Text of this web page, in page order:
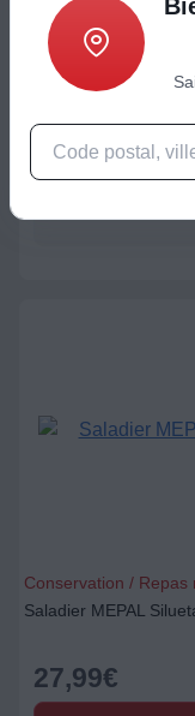
Conservation /
19,99€
Conservation / Repas
Saladier MEPAL
27,99€